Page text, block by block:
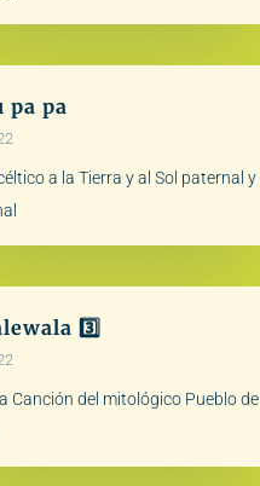
pa pa
a la Tierra y al Sol paternal y
3️⃣
Canción del mitológico Pueblo de